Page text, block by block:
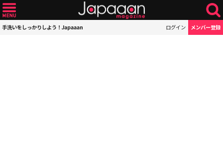
手洗いをしっかりしよう！Japaaan ログイン メンバー登録